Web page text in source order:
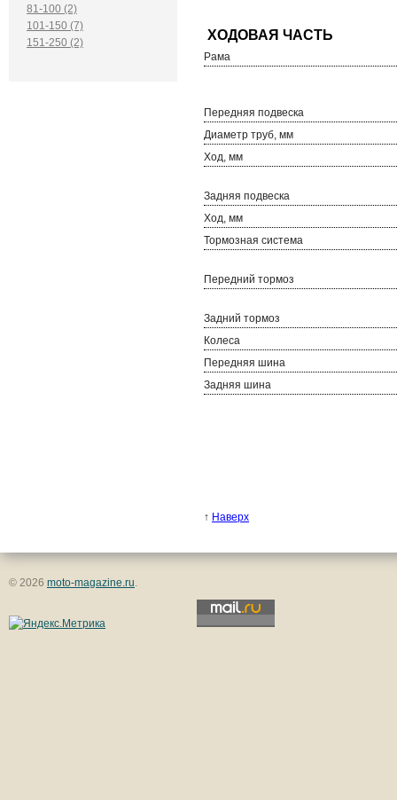
81-100 (2)
101-150 (7)
151-250 (2)
Рама
Передняя подвеска
Диаметр труб, мм
Ход, мм
Задняя подвеска
Ход, мм
Тормозная система
Передний тормоз
Задний тормоз
Колеса
Передняя шина
Задняя шина
↑ Наверх
© 2026 moto-magazine.ru